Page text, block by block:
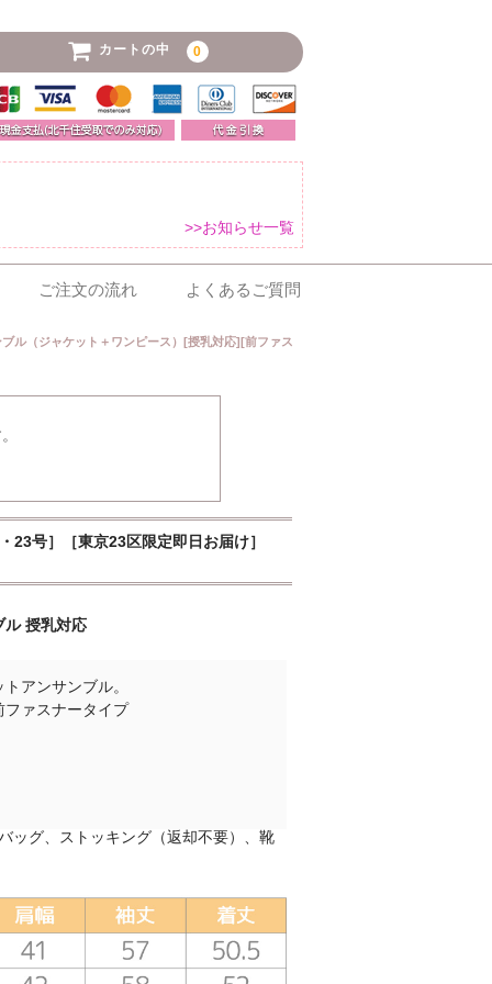
カートの中 0
>>お知らせ一覧
ご注文の流れ よくあるご質問
ル（ジャケット＋ワンピース）[授乳対応][前ファス
号］［東京23区限定即日お届け］
ル 授乳対応
アンサンブル。
ァスナータイプ
ッグ、ストッキング（返却不要）、靴